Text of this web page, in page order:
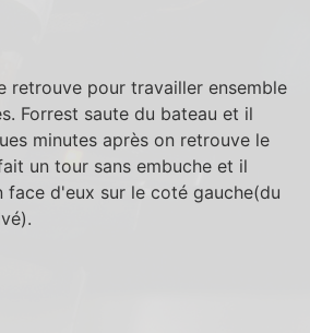
retrouve pour travailler ensemble
Forrest saute du bateau et il
minutes après on retrouve le
un tour sans embuche et il
face d'eux sur le coté gauche(du